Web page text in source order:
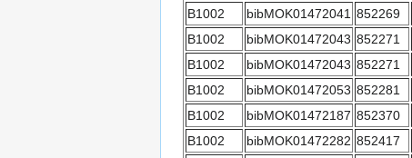
B1002
bibMOK01472041 852269
B1002
bibMOK01472043 852271
B1002
bibMOK01472043 852271
B1002
bibMOK01472053 852281
B1002
bibMOK01472187 852370
B1002
bibMOK01472282 852417